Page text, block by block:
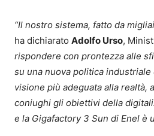
“Il nostro sistema, fatto da
ha dichiarato Adolfo Urso,
rispondere con prontezza alle
su una nuova politica
visione più adeguata alla realtà,
coniughi gli obiettivi della
e la Gigafactory 3 Sun di Enel è